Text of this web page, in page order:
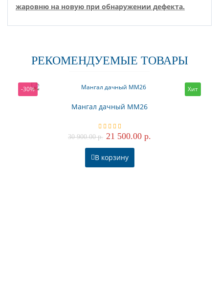
жаровню на новую при обнаружении дефекта.
РЕКОМЕНДУЕМЫЕ ТОВАРЫ
-30% Хит
Мангал дачный ММ26
30 900.00 р. 21 500.00 р.
В корзину